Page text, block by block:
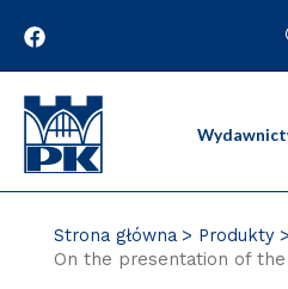
Strona główna
Produkty
On the presentation of